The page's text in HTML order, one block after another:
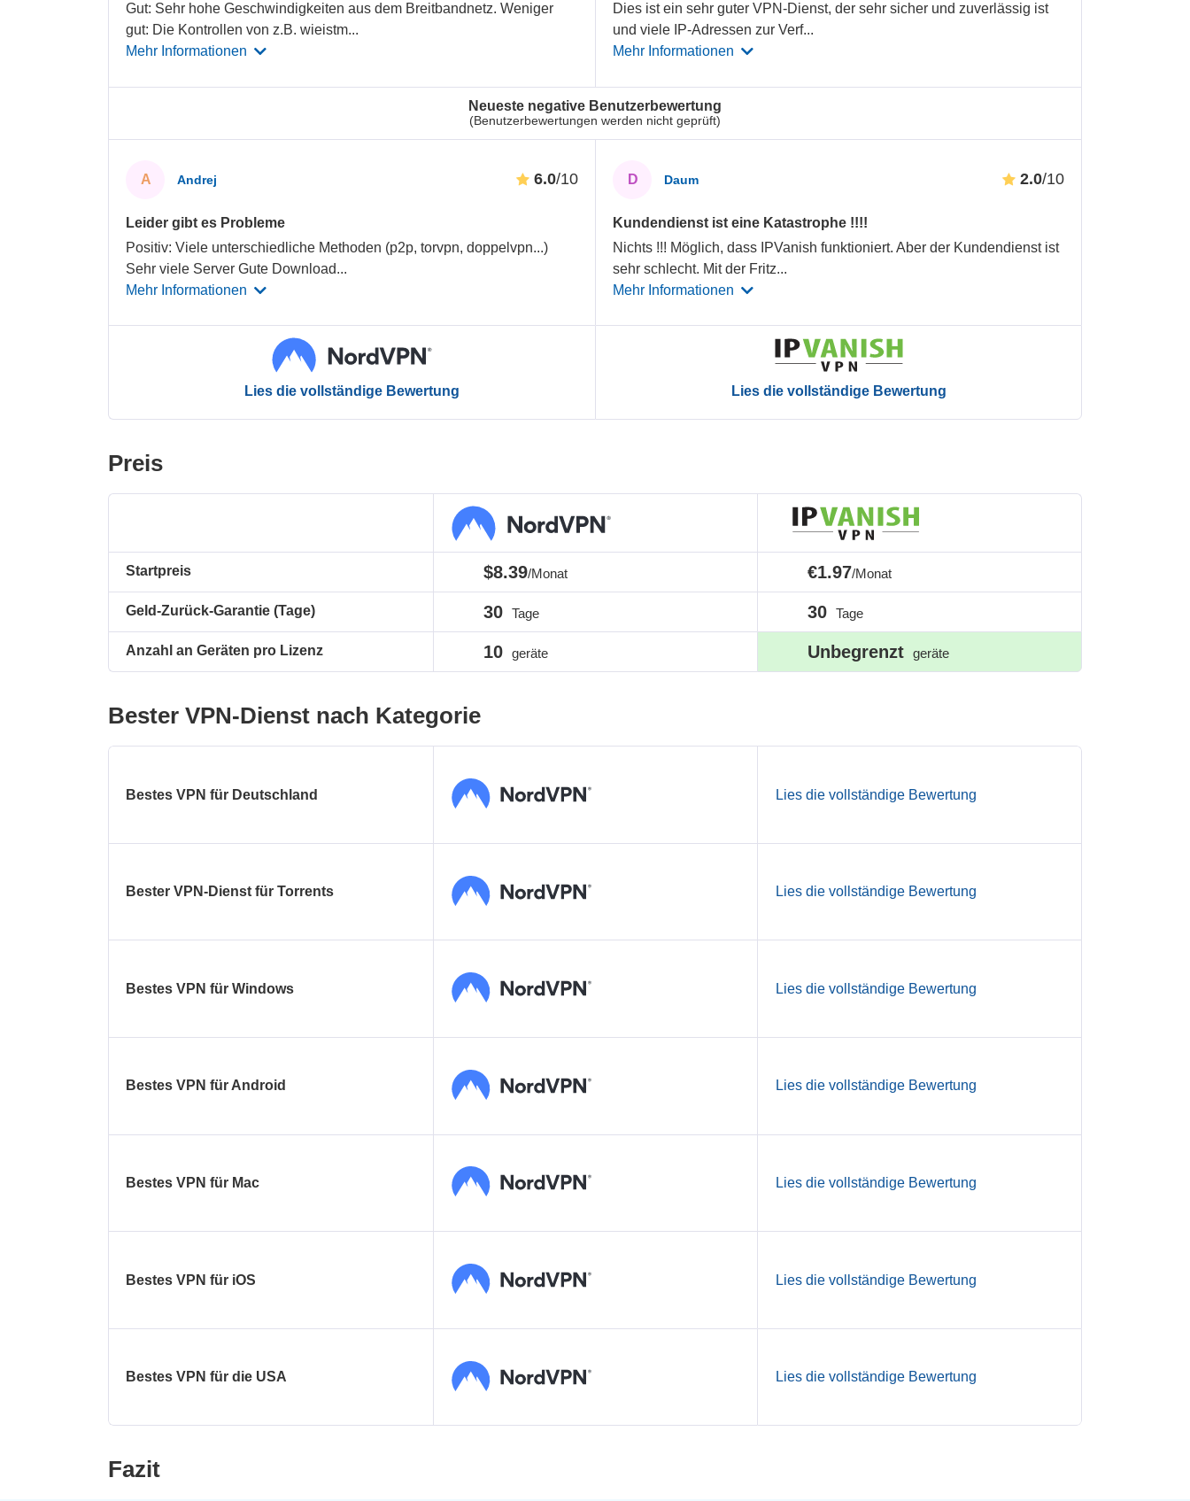
Neueste negative Benutzerbewertung
(Benutzerbewertungen werden nicht geprüft)
Gut: Sehr hohe Geschwindigkeiten aus dem Breitbandnetz. Weniger
gut: Die Kontrollen von z.B. wieistm...
Mehr Informationen
A Andrej 6.0/10
Leider gibt es Probleme
Positiv: Viele unterschiedliche Methoden (p2p, torvpn, doppelvpn...)
Sehr viele Server Gute Download...
Mehr Informationen
Lies die vollständige Bewertung
Dies ist ein sehr guter VPN-Dienst, der sehr sicher und zuverlässig ist
und viele IP-Adressen zur Verf...
Mehr Informationen
D Daum 2.0/10
Kundendienst ist eine Katastrophe !!!!
Nichts !!! Möglich, dass IPVanish funktioniert. Aber der Kundendienst ist
sehr schlecht. Mit der Fritz...
Mehr Informationen
Lies die vollständige Bewertung
Preis
Startpreis
Geld-Zurück-Garantie (Tage)
Anzahl an Geräten pro Lizenz
$8.39/Monat
30 Tage
10 geräte
€1.97/Monat
30 Tage
Unbegrenzt geräte
Bester VPN-Dienst nach Kategorie
Bestes VPN für Deutschland Lies die vollständige Bewertung
Bester VPN-Dienst für Torrents Lies die vollständige Bewertung
Bestes VPN für Windows Lies die vollständige Bewertung
Bestes VPN für Android Lies die vollständige Bewertung
Bestes VPN für Mac Lies die vollständige Bewertung
Bestes VPN für iOS Lies die vollständige Bewertung
Bestes VPN für die USA Lies die vollständige Bewertung
Fazit